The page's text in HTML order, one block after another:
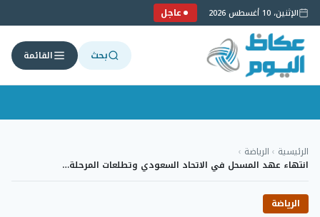
الإثنين، 10 أغسطس 2026 عاجل
بحث القائمة
إلى
المحتوى
الرئيسية › الرياضة ›
انتهاء عهد المسحل في الاتحاد السعودي وتطلعات المرحلة…
الرياضة